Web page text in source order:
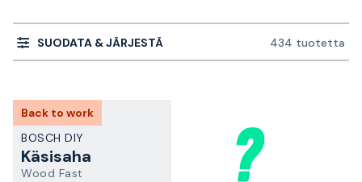
SUODATA & JÄRJESTÄ 434 tuotetta
Back to work
BOSCH DIY
Käsisaha
Wood Fast